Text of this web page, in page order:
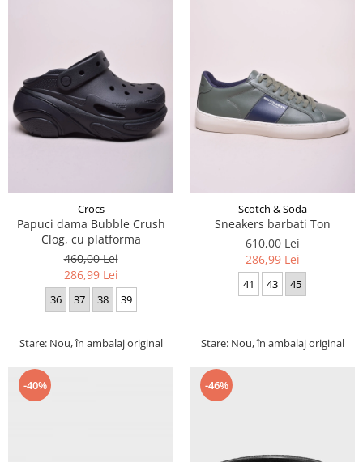
Crocs
Papuci dama Bubble Crush
Clog, cu platforma
460,00 Lei
286,99 Lei
36 37 38 39
Stare: Nou, în ambalaj original
Scotch & Soda
Sneakers barbati Ton
610,00 Lei
286,99 Lei
41 43 45
Stare: Nou, în ambalaj original
-40% -46%